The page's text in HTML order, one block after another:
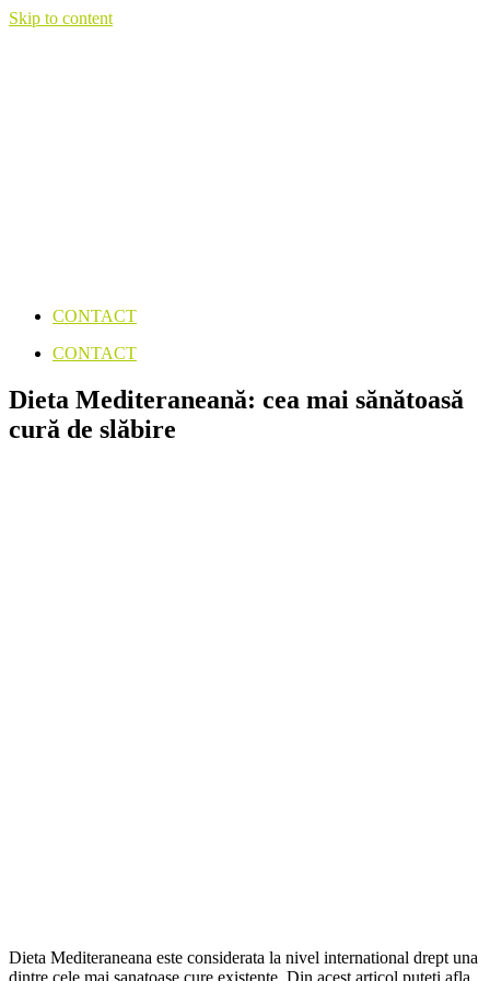
Skip to content
CONTACT
CONTACT
Dieta Mediteraneană: cea mai sănătoasă
cură de slăbire
Dieta Mediteraneana este considerata la nivel international drept una
dintre cele mai sanatoase cure existente. Din acest articol puteti afla